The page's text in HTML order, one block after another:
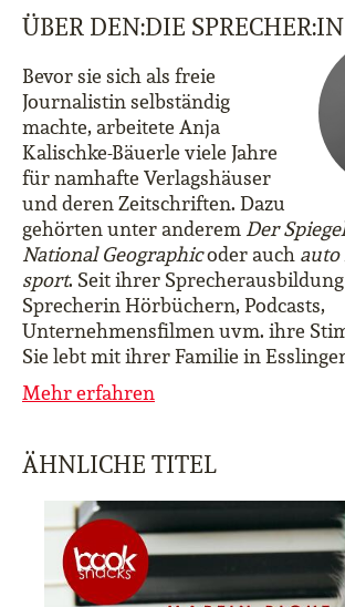
ÜBER DEN:DIE SPRECHER:IN
Bevor sie sich als freie
Journalistin selbständig
machte, arbeitete Anja
Kalischke-Bäuerle viele Jahre
für namhafte Verlagshäuser
und deren Zeitschriften. Dazu
gehörten unter anderem Der Spiegel
National Geographicoder auch
sport. Seit ihrer
Sprecherin Hörbüchern, Podcasts,
Unternehmensfilmen uvm. ihre
Sie lebt mit ihrer Familie in
Mehr erfahren
ÄHNLICHE TITEL